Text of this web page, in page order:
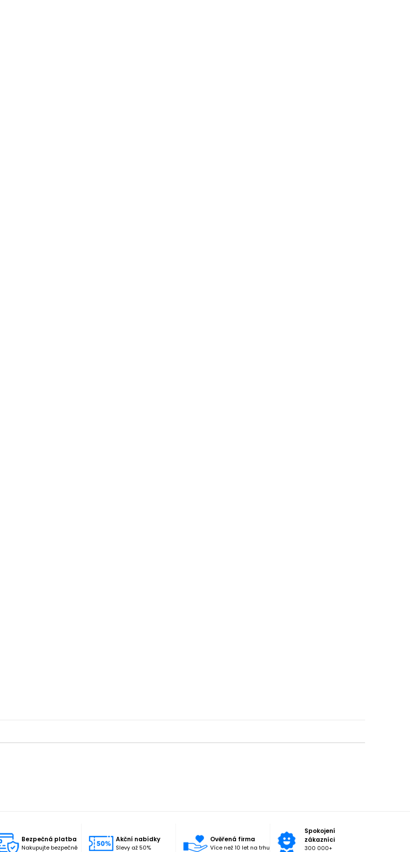
Bezpečná platba
Nakupujte bezpečně
Akční nabídky
Slevy až 50%
Ověřená firma
Více než 10 let na trhu
Spokojení
zákazníci
300 000+